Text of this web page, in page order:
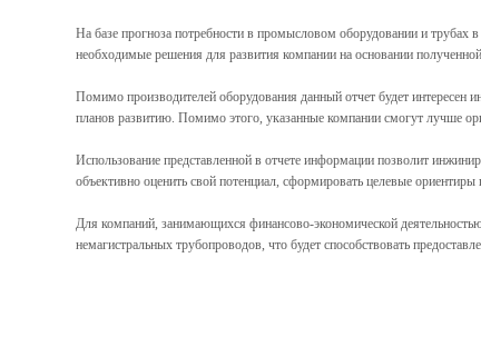
На базе прогноза потребности в промысловом оборудовании и трубах
необходимые решения для развития компании на основании
Помимо производителей оборудования данный отчет будет
планов развитию. Помимо этого, указанные компании смогут лучше
Использование представленной в отчете информации позволит
объективно оценить свой потенциал, сформировать целевые
Для компаний, занимающихся финансово-экономической
немагистральных трубопроводов, что будет способствовать